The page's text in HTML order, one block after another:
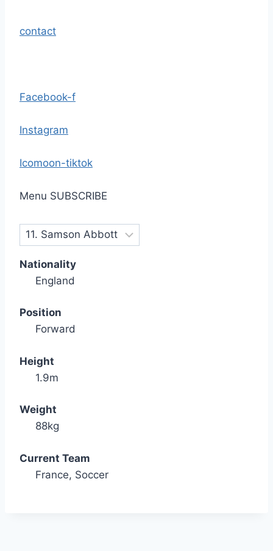
contact
Facebook-f
Instagram
Icomoon-tiktok
Menu SUBSCRIBE
Nationality
England
Position
Forward
Height
1.9m
Weight
88kg
Current Team
France, Soccer